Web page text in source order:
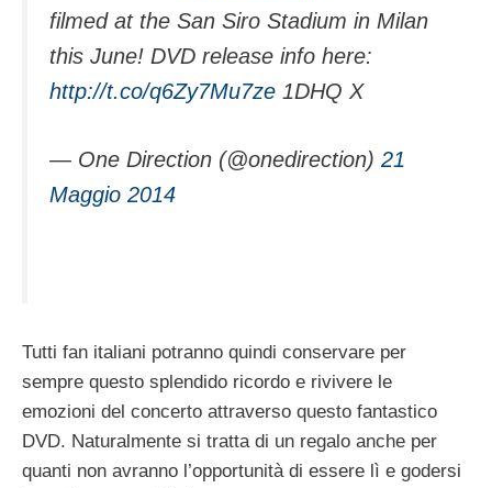
filmed at the San Siro Stadium in Milan
this June! DVD release info here:
http://t.co/q6Zy7Mu7ze 1DHQ X
— One Direction (@onedirection) 21
Maggio 2014
Tutti fan italiani potranno quindi conservare per
sempre questo splendido ricordo e rivivere le
emozioni del concerto attraverso questo fantastico
DVD. Naturalmente si tratta di un regalo anche per
quanti non avranno l’opportunità di essere lì e godersi